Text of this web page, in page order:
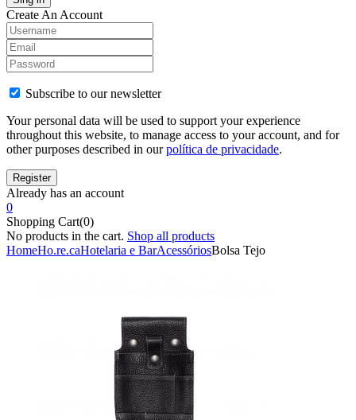
Create An Account
Subscribe to our newsletter
Your personal data will be used to support your experience
throughout this website, to manage access to your account, and for
other purposes described in ourpolítica de privacidade.
Already has an account
0
Shopping Cart(0)
No products in the cart. Shop all products
HomeHo.re.caHotelaria e BarAcessóriosBolsa Tejo